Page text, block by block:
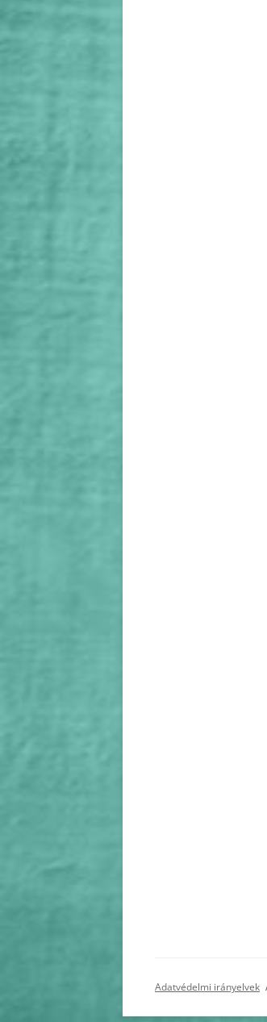
Adatvédelmi irányelvek